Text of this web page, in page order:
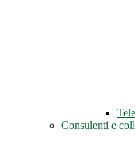
Consulenti e